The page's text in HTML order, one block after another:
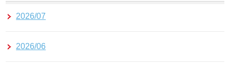
2026/07
2026/06